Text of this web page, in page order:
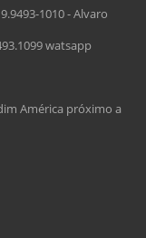
1010 - Alvaro
watsapp
América próximo a